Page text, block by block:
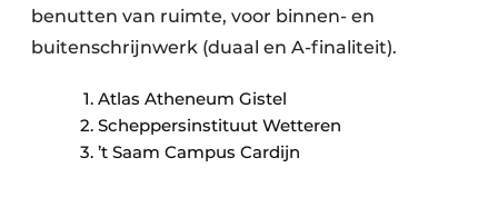
benutten van ruimte, voor binnen- en
buitenschrijnwerk (duaal en A-finaliteit).
Atlas Atheneum Gistel
Scheppersinstituut Wetteren
’t Saam Campus Cardijn